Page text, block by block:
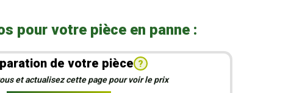
pour votre pièce en panne :
de votre pièce ?
et actualisez cette page pour voir le prix